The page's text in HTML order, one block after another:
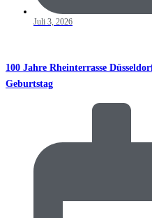
Juli 3, 2026
100 Jahre Rheinterrasse
Geburtstag